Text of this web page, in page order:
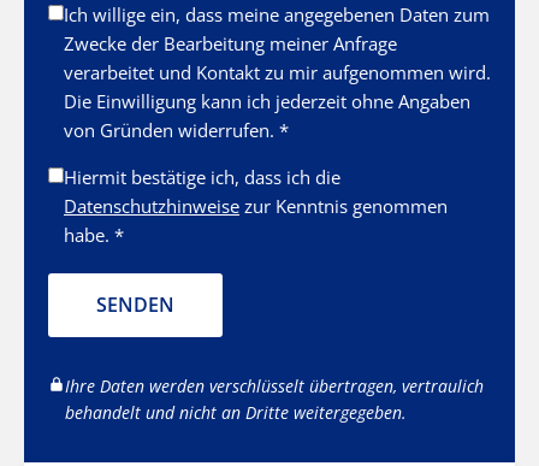
Ich willige ein, dass meine angegebenen Daten zum
Zwecke der Bearbeitung meiner Anfrage
verarbeitet und Kontakt zu mir aufgenommen wird.
Die Einwilligung kann ich jederzeit ohne Angaben
von Gründen widerrufen. *
Hiermit bestätige ich, dass ich die
Datenschutzhinweise zur Kenntnis genommen
habe. *
SENDEN
Ihre Daten werden verschlüsselt übertragen, vertraulich
behandelt und nicht an Dritte weitergegeben.